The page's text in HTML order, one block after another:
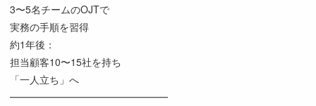
3〜5名チームのOJTで
実務の手順を習得
約1年後：
担当顧客10〜15社を持ち
「一人立ち」へ
━━━━━━━━━━━━━━━━